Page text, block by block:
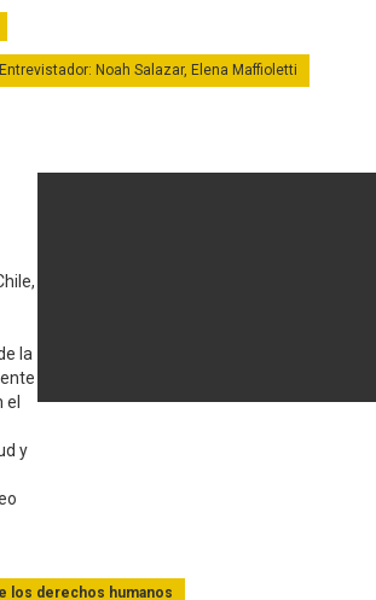
Entrevistador: Noah Salazar, Elena Maffioletti
la
y
los derechos humanos